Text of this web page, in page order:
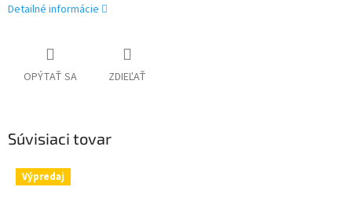
Detailné informácie
OPÝTAŤ SA ZDIEĽAŤ
Súvisiaci tovar
Výpredaj